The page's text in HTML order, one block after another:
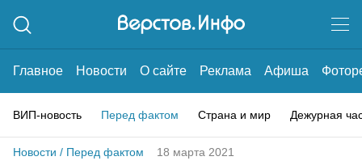
Главное Новости О сайте Реклама Афиша
ВИП-новость Перед фактом Страна и мир Дежурная
Новости / Перед фактом 18 марта 2021